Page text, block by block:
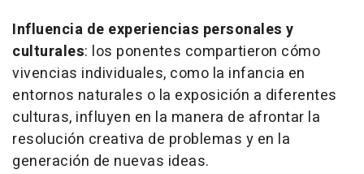
Influencia de experiencias personales y
culturales: los ponentes compartieron cómo
vivencias individuales, como la infancia en
entornos naturales o la exposición a diferentes
culturas, influyen en la manera de afrontar la
resolución creativa de problemas y en la
generación de nuevas ideas.